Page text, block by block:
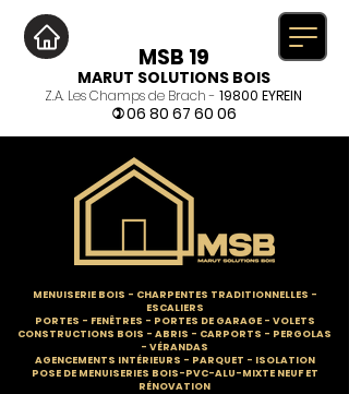
MSB 19
MARUT SOLUTIONS BOIS
Z.A. Les Champs de Brach - 19800 EYREIN
)06 80 67 60 06
MENUISERIE BOIS - CHARPENTES TRADITIONNELLES -
ESCALIERS
PORTES - FENÊTRES - PORTES DE GARAGE - VOLETS
CONSTRUCTIONS BOIS - ABRIS - CARPORTS - PERGOLAS
- VÉRANDAS
AGENCEMENTS INTÉRIEURS - PARQUET - ISOLATION
POSE DE MENUISERIES BOIS-PVC-ALU-MIXTE NEUF ET
RÉNOVATION